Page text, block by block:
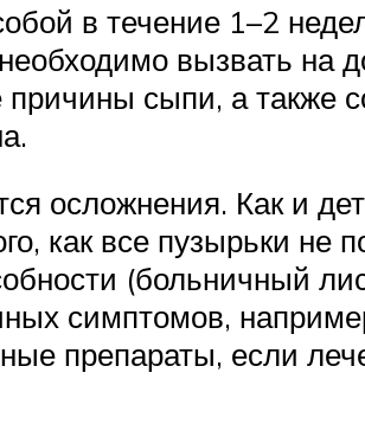
в течение 1–2
вызвать на
сыпи, а также
осложнения. Как и
как все пузырьки не
(больничный
симптомов,
препараты, если